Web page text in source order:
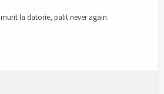
la datorie, palit never again.